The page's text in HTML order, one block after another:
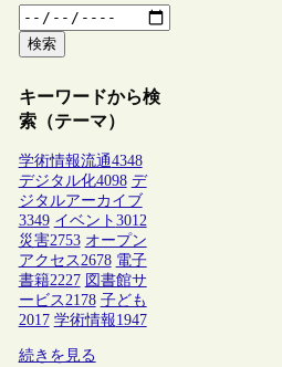
検索
キーワードから検
索（テーマ）
学術情報流通4348
デジタル化4098 デ
ジタルアーカイブ
3349 イベント 3012
災害2753 オープン
アクセス2678 電子
書籍2227 図書館サ
ービス2178 子ども
2017 学術情報1947
続きを見る